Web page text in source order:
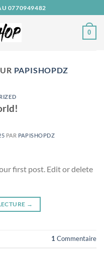
0770949482
0
PAPISHOPDZ
PAR PAPISHOPDZ
first post. Edit or delete
→
1 Commentaire